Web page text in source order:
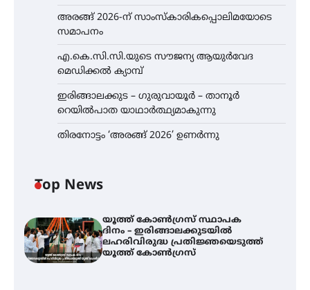
അരങ്ങ് 2026-ന് സാംസ്കാരികപ്പൊലിമയോടെ
സമാപനം
എ.കെ.സി.സി.യുടെ സൗജന്യ ആയുർവേദ
മെഡിക്കൽ ക്യാമ്പ്
ഇരിങ്ങാലക്കുട – ഗുരുവായൂർ – താനൂർ
റെയിൽപാത യാഥാർത്ഥ്യമാകുന്നു
തിരനോട്ടം ‘അരങ്ങ് 2026’ ഉണർന്നു
Top News
യൂത്ത് കോൺഗ്രസ്‌ സ്ഥാപക
ദിനം – ഇരിങ്ങാലക്കുടയിൽ
ലഹരിവിരുദ്ധ പ്രതിജ്ഞയെടുത്ത്
യൂത്ത് കോൺഗ്രസ്